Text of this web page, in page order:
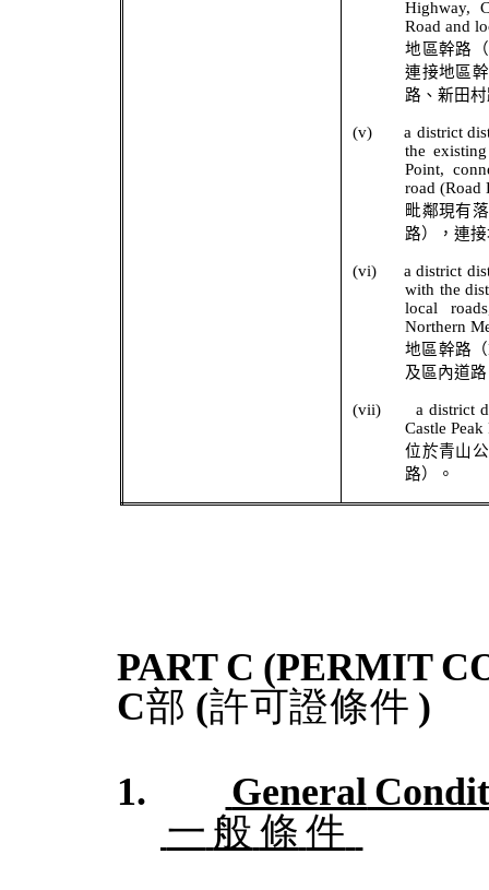
Highway,
Road and
地區幹路（
連接地區
路、新田
(v)
a district
the
Point,
road (Road
毗鄰現有
路），連
(vi)
a district
with the
local
Northern
地區幹路（
及區內道
(vii)
a district
Castle
位於青山
路）。
PART C (PERMIT
C部 (許可證條件 )
1.
General
一 般 條 件